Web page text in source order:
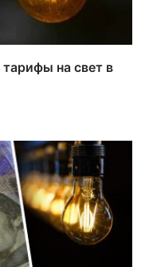
на свет в